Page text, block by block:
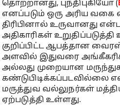
தொற்றானது, புந்திபுகியோ (
எனப்படும் ஒரு அரிய
திரிபினால் உருவானது
அதிகாரிகள்
குறிப்பிட்ட ஆபத்தான வைரஸ்
அளவில் இதுவரை
அல்லது முறையான
கண்டுபிடிக்கப்படவில்லை
மருத்துவ வல்லுநர்கள்
ஏற்படுத்தி உள்ளது.